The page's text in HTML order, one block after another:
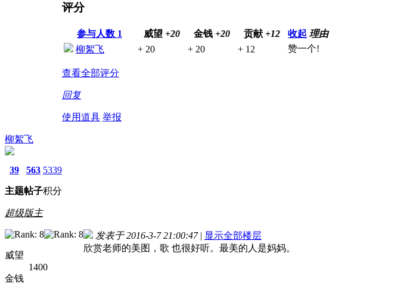
评分
参与人数 1 威望 +20 金钱 +20 贡献 +12 收起 理由
柳絮飞
+ 20 + 20 + 12 赞一个!
查看全部评分
回复
使用道具 举报
柳絮飞
39
主题
563
帖子
5339
积分
超级版主
威望
1400
金钱
发表于 2016-3-7 21:00:47 | 显示全部楼层
欣赏老师的美图，歌 也很好听。最美的人是妈妈。